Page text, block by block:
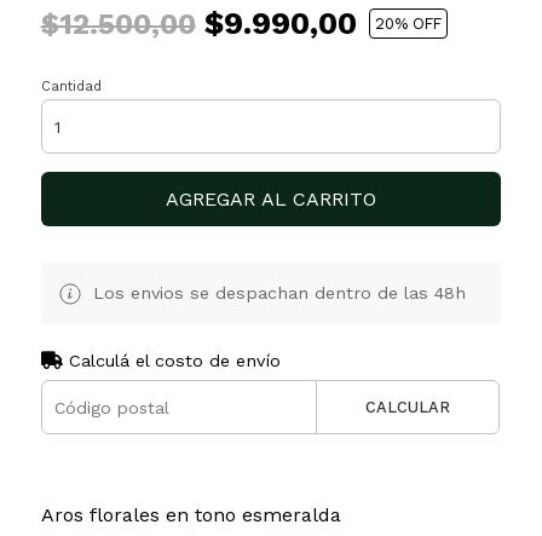
$12.500,00$9.990,00 20% OFF
Cantidad
AGREGAR AL CARRITO
Los envios se despachan dentro de las 48h
Calculá el costo de envío
CALCULAR
Aros florales en tono esmeralda